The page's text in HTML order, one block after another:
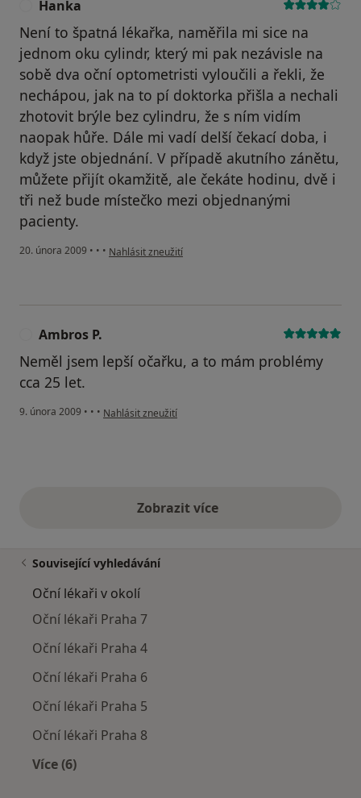
Hanka
Není to špatná lékařka, naměřila mi sice na
jednom oku cylindr, který mi pak nezávisle na
sobě dva oční optometristi vyloučili a řekli, že
nechápou, jak na to pí doktorka přišla a nechali
zhotovit brýle bez cylindru, že s ním vidím
naopak hůře. Dále mi vadí delší čekací doba, i
když jste objednání. V případě akutního zánětu,
můžete přijít okamžitě, ale čekáte hodinu, dvě i
tři než bude místečko mezi objednanými
pacienty.
20. února 2009 • • • podle názoru uživatele Hanka
Nahlásit zneužití
Ambros P.
Neměl jsem lepší očařku, a to mám problémy
cca 25 let.
9. února 2009 • • • podle názoru uživatele Ambros P.
Nahlásit zneužití
Zobrazit vícevýše uvedené názory
Související vyhledávání
Oční lékaři v okolí
Oční lékaři Praha 7
Oční lékaři Praha 4
Oční lékaři Praha 6
Oční lékaři Praha 5
Oční lékaři Praha 8
Více (6)